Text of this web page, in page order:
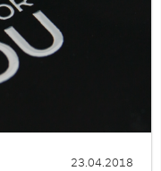
23.04.2018